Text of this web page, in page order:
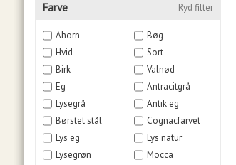
Farve Ryd filter
Ahorn
Bøg
Hvid
Sort
Birk
Valnød
Eg
Antracitgrå
Lysegrå
Antik eg
Børstet stål
Cognacfarvet
Lys eg
Lys natur
Lysegrøn
Mocca